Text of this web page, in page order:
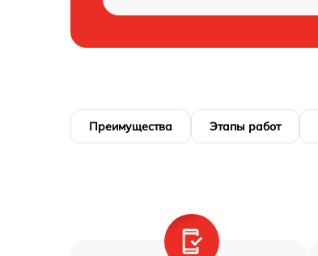
Преимущества Этапы работ